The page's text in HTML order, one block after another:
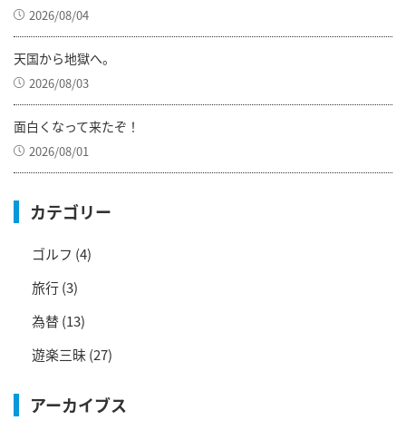
2026/08/04
天国から地獄へ。
2026/08/03
面白くなって来たぞ！
2026/08/01
カテゴリー
ゴルフ (4)
旅行(3)
為替(13)
遊楽三昧(27)
アーカイブス